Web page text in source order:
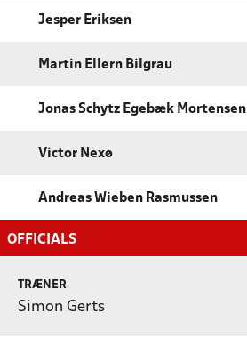
Jesper Eriksen
Martin Ellern Bilgrau
Jonas Schytz Egebæk Mortensen
Victor Nexø
Andreas Wieben Rasmussen
OFFICIALS
TRÆNER
Simon Gerts